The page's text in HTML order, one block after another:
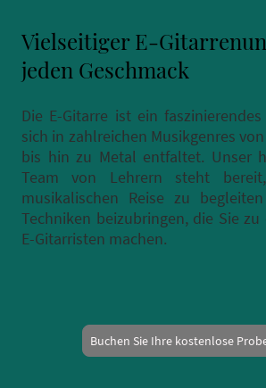
Vielseitiger E-
jeden Geschmack
Die E-Gitarre ist ein
sich in zahlreichen Musikgenres
bis hin zu Metal entfaltet. Unser
Team von Lehrern steht
musikalischen Reise zu
Techniken beizubringen, die Sie
E-Gitarristen machen.
Buchen Sie Ihre kostenlose